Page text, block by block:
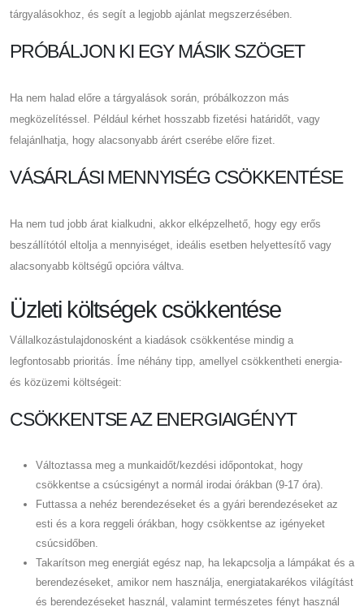
tárgyalásokhoz, és segít a legjobb ajánlat megszerzésében.
PRÓBÁLJON KI EGY MÁSIK SZÖGET
Ha nem halad előre a tárgyalások során, próbálkozzon más
megközelítéssel. Például kérhet hosszabb fizetési határidőt, vagy
felajánlhatja, hogy alacsonyabb árért cserébe előre fizet.
VÁSÁRLÁSI MENNYISÉG CSÖKKENTÉSE
Ha nem tud jobb árat kialkudni, akkor elképzelhető, hogy egy erős
beszállítótól eltolja a mennyiséget, ideális esetben helyettesítő vagy
alacsonyabb költségű opcióra váltva.
Üzleti költségek csökkentése
Vállalkozástulajdonosként a kiadások csökkentése mindig a
legfontosabb prioritás. Íme néhány tipp, amellyel csökkentheti energia-
és közüzemi költségeit:
CSÖKKENTSE AZ ENERGIAIGÉNYT
Változtassa meg a munkaidőt/kezdési időpontokat, hogy
csökkentse a csúcsigényt a normál irodai órákban (9-17 óra).
Futtassa a nehéz berendezéseket és a gyári berendezéseket az
esti és a kora reggeli órákban, hogy csökkentse az igényeket
csúcsidőben.
Takarítson meg energiát egész nap, ha lekapcsolja a lámpákat és a
berendezéseket, amikor nem használja, energiatakarékos világítást
és berendezéseket használ, valamint természetes fényt használ